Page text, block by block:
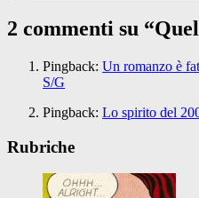
2 commenti su “
Pingback: Un romanzo è
S/G
Pingback: Lo spirito del
Rubriche